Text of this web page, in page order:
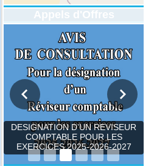
Appels d'Offres
DESIGNATION D’UN REVISEUR
COMPTABLE POUR LES
EXERCICES 2025-2026-2027